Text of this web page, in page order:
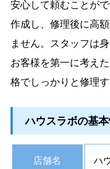
安心して頼むことが
作成し、修理後に高
ません。スタッフは
お客様を第一に考え
格でしっかりと修理
ハウスラボの基
店舗名 ハ